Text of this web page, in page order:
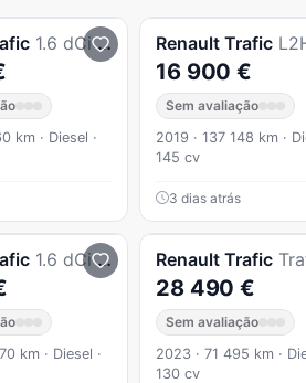
1.6 dCi L2H1 1.2T SS
km · Diesel ·
Renault Trafic L2H1
16 900 €
Sem avaliação
2019 · 137 148 km ·
145 cv
3 dias atrás
1.6 dCi L1H1 1.0T SS
km · Diesel ·
Renault Trafic Trafic 2.0 Blue dCi
28 490 €
Sem avaliação
2023 · 71 495 km ·
130 cv